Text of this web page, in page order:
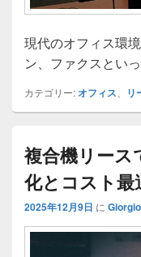
現代のオフィス環
ン、ファクスとい
カテゴリー:オフィス リ
複合機リース
化とコスト最
2025年12月9日 に Giorgio